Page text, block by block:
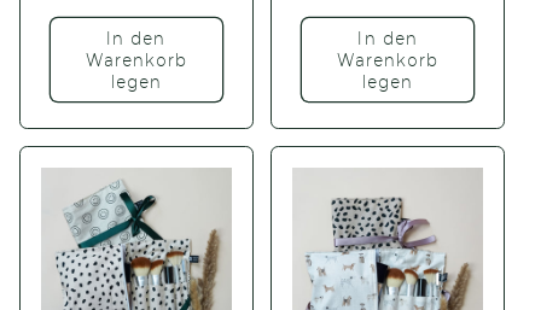
Preis
In den
Warenkorb
legen
In den
Warenkorb
legen